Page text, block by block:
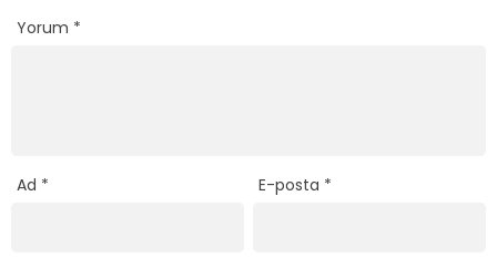
Yorum *
Ad * E-posta *